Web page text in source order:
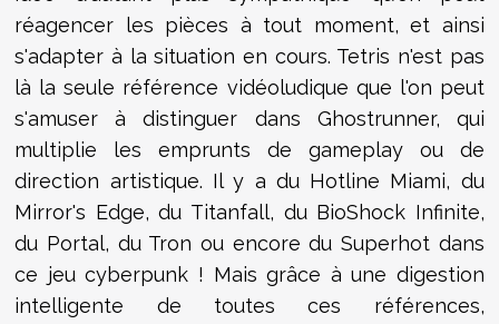
réagencer les pièces à tout moment, et ainsi
s'adapter à la situation en cours. Tetris n'est pas
là la seule référence vidéoludique que l'on peut
s'amuser à distinguer dans Ghostrunner, qui
multiplie les emprunts de gameplay ou de
direction artistique. Il y a du Hotline Miami, du
Mirror's Edge, du Titanfall, du BioShock Infinite,
du Portal, du Tron ou encore du Superhot dans
ce jeu cyberpunk ! Mais grâce à une digestion
intelligente de toutes ces références,